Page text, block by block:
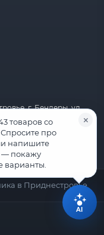
г. Бендеры, ул.
в Приднестровье.
товаров со
про
напишите
— покажу
варианты.
AI